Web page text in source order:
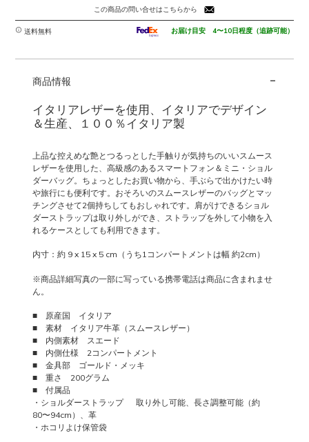
この商品の問い合せはこちらから
送料無料 お届け目安 4〜10日程度（追跡可能）
商品情報 -
イタリアレザーを使用、イタリアでデザイン
＆生産、１００％イタリア製
上品な控えめな艶とつるっとした手触りが気持ちのいいスムース
レザーを使用した、高級感のあるスマートフォン＆ミニ・ショル
ダーバッグ。ちょっとしたお買い物から、手ぶらで出かけたい時
や旅行にも便利です。おそろいのスムースレザーのバッグとマッ
チングさせて2個持ちしてもおしゃれです。肩がけできるショル
ダーストラップは取り外しができ、ストラップを外して小物を入
れるケースとしても利用できます。
内寸：約 9 x 15 x 5 cm（うち1コンパートメントは幅 約2cm）
※商品詳細写真の一部に写っている携帯電話は商品に含まれませ
ん。
■ 原産国 イタリア
■ 素材 イタリア牛革（スムースレザー）
■ 内側素材 スエード
■ 内側仕様 2コンパートメント
■ 金具部 ゴールド・メッキ
■ 重さ 200グラム
■ 付属品
・ショルダーストラップ 取り外し可能、長さ調整可能（約
80〜94cm）、革
・ホコリよけ保管袋